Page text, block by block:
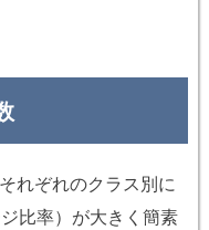
れぞれのクラス別に
比率）が大きく簡素